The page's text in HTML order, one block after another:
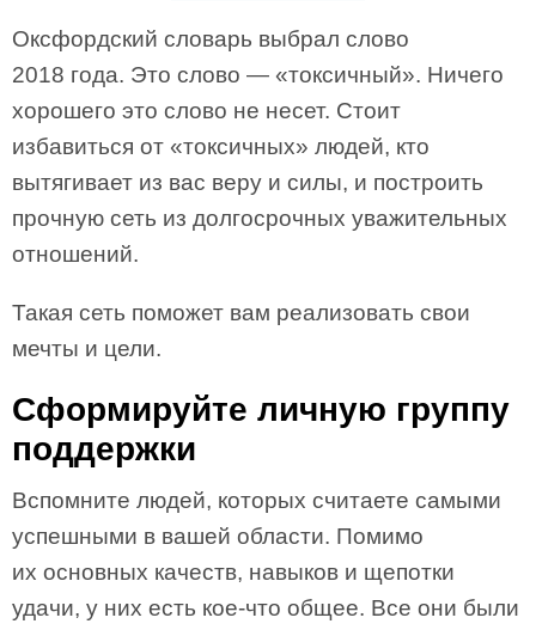
Оксфордский словарь выбрал слово
2018 года. Это слово — «токсичный». Ничего
хорошего это слово не несет. Стоит
избавиться от «токсичных» людей, кто
вытягивает из вас веру и силы, и построить
прочную сеть из долгосрочных уважительных
отношений.
Такая сеть поможет вам реализовать свои
мечты и цели.
Сформируйте личную группу
поддержки
Вспомните людей, которых считаете самыми
успешными в вашей области. Помимо
их основных качеств, навыков и щепотки
удачи, у них есть кое-что общее. Все они были